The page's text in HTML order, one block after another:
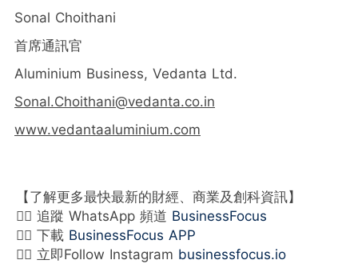
Sonal Choithani
首席通訊官
Aluminium Business, Vedanta Ltd.
Sonal.Choithani@vedanta.co.in
www.vedantaaluminium.com
【了解更多最快最新的財經、商業及創科資訊】
👉🏻 追蹤 WhatsApp 頻道 BusinessFocus
👉🏻 下載 BusinessFocus APP
👉🏻 立即Follow Instagram businessfocus.io